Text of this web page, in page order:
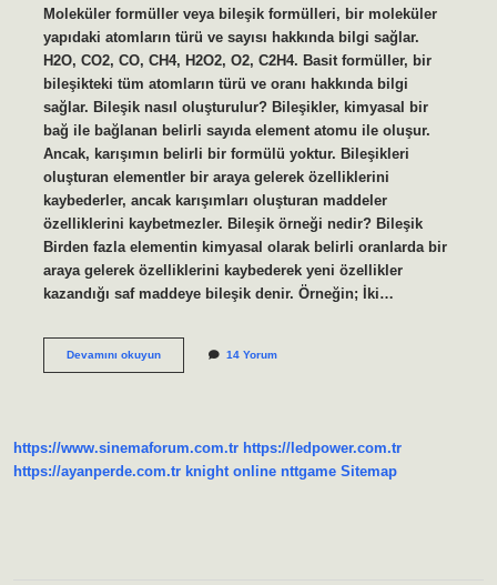
Moleküler formüller veya bileşik formülleri, bir moleküler
yapıdaki atomların türü ve sayısı hakkında bilgi sağlar.
H2O, CO2, CO, CH4, H2O2, O2, C2H4. Basit formüller, bir
bileşikteki tüm atomların türü ve oranı hakkında bilgi
sağlar. Bileşik nasıl oluşturulur? Bileşikler, kimyasal bir
bağ ile bağlanan belirli sayıda element atomu ile oluşur.
Ancak, karışımın belirli bir formülü yoktur. Bileşikleri
oluşturan elementler bir araya gelerek özelliklerini
kaybederler, ancak karışımları oluşturan maddeler
özelliklerini kaybetmezler. Bileşik örneği nedir? Bileşik
Birden fazla elementin kimyasal olarak belirli oranlarda bir
araya gelerek özelliklerini kaybederek yeni özellikler
kazandığı saf maddeye bileşik denir. Örneğin; İki…
Devamını okuyunBir
14 Yorum
https://www.sinemaforum.com.tr https://ledpower.com.tr
https://ayanperde.com.tr knight online nttgame Sitemap